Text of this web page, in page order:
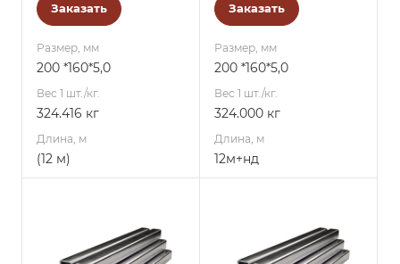
Заказать
Размер, мм
200 *160*5,0
Вес 1 шт./кг.
324.416 кг
Длина, м
(12 м)
Заказать
Размер, мм
200 *160*5,0
Вес 1 шт./кг.
324.000 кг
Длина, м
12м+нд